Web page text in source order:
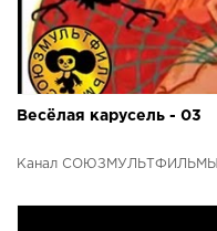
Весёлая карусель - 03
Канал СОЮЗМУЛЬТФИЛЬМЫ